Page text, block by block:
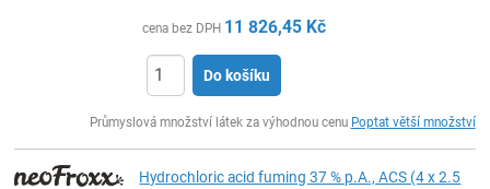
cena bez DPH 11 826,45 Kč
Do košíku
Průmyslová množství látek za výhodnou cenu Poptat větší množství
Hydrochloric acid fuming 37 % p.A., ACS (4 x 2.5